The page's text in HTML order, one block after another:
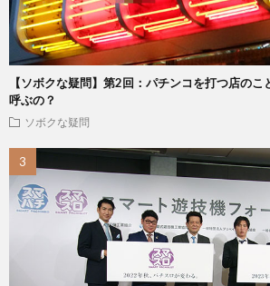
【ソボクな疑問】第2回：パチンコを打つ店のこ
呼ぶの？
ソボクな疑問